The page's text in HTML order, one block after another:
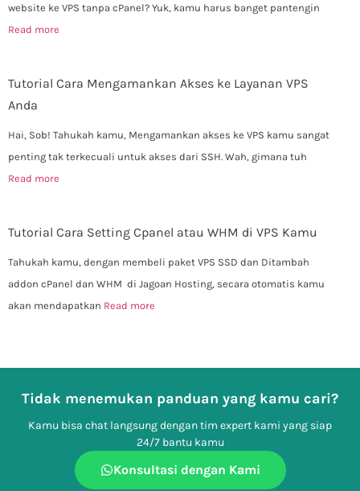
website ke VPS tanpa cPanel? Yuk, kamu harus banget pantengin
Read more
Tutorial Cara Mengamankan Akses ke Layanan VPS
Anda
Hai, Sob! Tahukah kamu, Mengamankan akses ke VPS kamu sangat
penting tak terkecuali untuk akses dari SSH. Wah, gimana tuh
Read more
Tutorial Cara Setting Cpanel atau WHM di VPS Kamu
Tahukah kamu, dengan membeli paket VPS SSD dan Ditambah
addon cPanel dan WHM di Jagoan Hosting, secara otomatis kamu
akan mendapatkan Read more
Tidak menemukan panduan yang kamu cari?
Kamu bisa chat langsung dengan tim expert kami yang siap
24/7 bantu kamu
Konsultasi dengan Kami